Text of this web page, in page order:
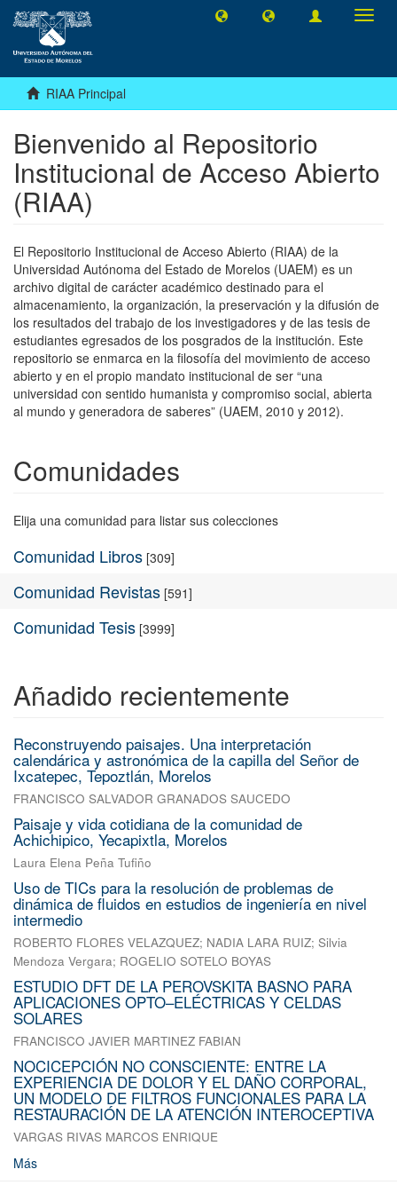
RIAA Principal
Bienvenido al Repositorio
Institucional de Acceso Abierto
(RIAA)
El Repositorio Institucional de Acceso Abierto (RIAA) de la
Universidad Autónoma del Estado de Morelos (UAEM) es un
archivo digital de carácter académico destinado para el
almacenamiento, la organización, la preservación y la difusión de
los resultados del trabajo de los investigadores y de las tesis de
estudiantes egresados de los posgrados de la institución. Este
repositorio se enmarca en la filosofía del movimiento de acceso
abierto y en el propio mandato institucional de ser “una
universidad con sentido humanista y compromiso social, abierta
al mundo y generadora de saberes” (UAEM, 2010 y 2012).
Comunidades
Elija una comunidad para listar sus colecciones
Comunidad Libros [309]
Comunidad Revistas [591]
Comunidad Tesis [3999]
Añadido recientemente
Reconstruyendo paisajes. Una interpretación
calendárica y astronómica de la capilla del Señor de
Ixcatepec, Tepoztlán, Morelos
FRANCISCO SALVADOR GRANADOS SAUCEDO
Paisaje y vida cotidiana de la comunidad de
Achichipico, Yecapixtla, Morelos
Laura Elena Peña Tufiño
Uso de TICs para la resolución de problemas de
dinámica de fluidos en estudios de ingeniería en nivel
intermedio
ROBERTO FLORES VELAZQUEZ; NADIA LARA RUIZ; Silvia
Mendoza Vergara; ROGELIO SOTELO BOYAS
ESTUDIO DFT DE LA PEROVSKITA BASNO PARA
APLICACIONES OPTO–ELÉCTRICAS Y CELDAS
SOLARES
FRANCISCO JAVIER MARTINEZ FABIAN
NOCICEPCIÓN NO CONSCIENTE: ENTRE LA
EXPERIENCIA DE DOLOR Y EL DAÑO CORPORAL,
UN MODELO DE FILTROS FUNCIONALES PARA LA
RESTAURACIÓN DE LA ATENCIÓN INTEROCEPTIVA
VARGAS RIVAS MARCOS ENRIQUE
Más